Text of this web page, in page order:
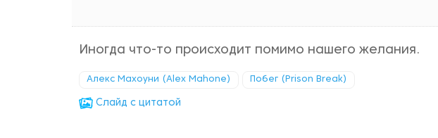
Иногда что-то происходит помимо нашего желания.
Алекс Махоуни (Alex Mahone) Побег (Prison Break)
Cлайд с цитатой